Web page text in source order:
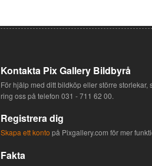
Kontakta Pix Gallery Bildbyrå
För hjälp med ditt bildköp eller större storlekar,
ring oss på telefon 031 - 711 62 00.
Registrera dig
Skapa ett konto på Pixgallery.com för mer
Fakta